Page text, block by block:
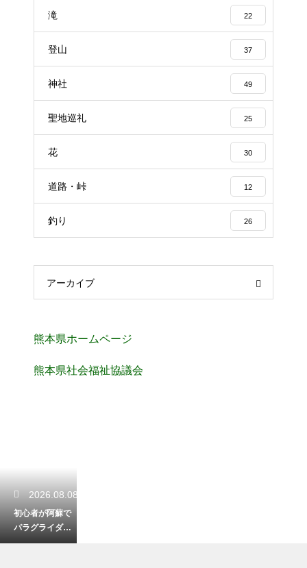
滝 22
登山 37
神社 49
聖地巡礼 25
花 30
道路・峠 12
釣り 26
アーカイブ
熊本県ホームページ
熊本県社会福祉協議会
2026.08.08
初心者が阿蘇で
パラグライダー
体験！安全に楽